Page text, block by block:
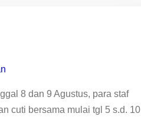
8 dan 9 Agustus, para staf
cuti bersama mulai tgl 5 s.d. 10